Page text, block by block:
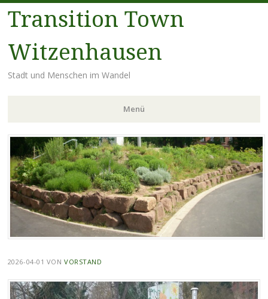
Transition Town
Witzenhausen
Stadt und Menschen im Wandel
Menü
Zum
Inhalt
springen
2026-04-01 VONVORSTAND